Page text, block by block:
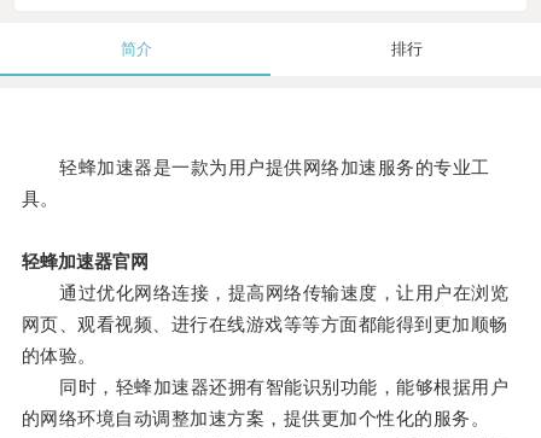
简介 排行
轻蜂加速器是一款为用户提供网络加速服务的专业工
具。
轻蜂加速器官网
通过优化网络连接，提高网络传输速度，让用户在浏览
网页、观看视频、进行在线游戏等等方面都能得到更加顺畅
的体验。
同时，轻蜂加速器还拥有智能识别功能，能够根据用户
的网络环境自动调整加速方案，提供更加个性化的服务。